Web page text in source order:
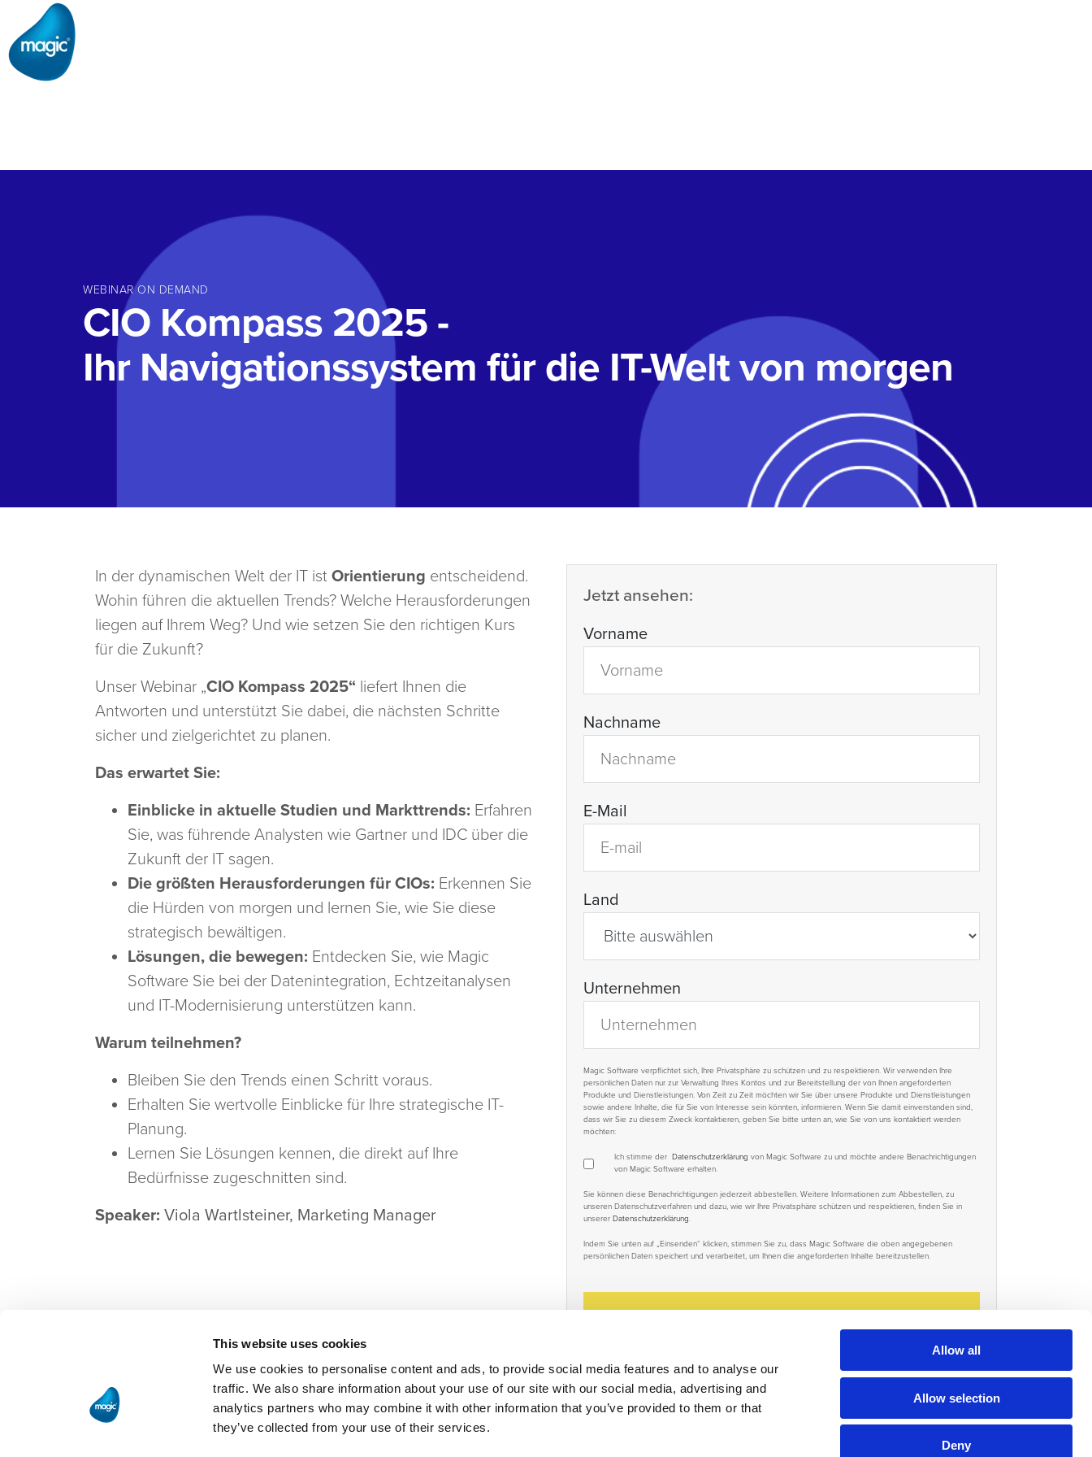
This website uses cookies
We use cookies to personalise content and ads, to provide social media features and to analyse our
traffic. We also share information about your use of our site with our social media, advertising and
analytics partners who may combine it with other information that you’ve provided to them or that
they’ve collected from your use of their services.
Allow all
Allow selection
Deny
WEBINAR ON DEMAND
CIO Kompass 2025 -
Ihr Navigationssystem für die IT-Welt von morgen
In der dynamischen Welt der IT ist Orientierung entscheidend.
Wohin führen die aktuellen Trends? Welche Herausforderungen
liegen auf Ihrem Weg? Und wie setzen Sie den richtigen Kurs
für die Zukunft?
Unser Webinar „CIO Kompass 2025“ liefert Ihnen die
Antworten und unterstützt Sie dabei, die nächsten Schritte
sicher und zielgerichtet zu planen.
Das erwartet Sie:
Einblicke in aktuelle Studien und Markttrends: Erfahren
Sie, was führende Analysten wie Gartner und IDC über die
Zukunft der IT sagen.
Die größten Herausforderungen für CIOs: Erkennen Sie
die Hürden von morgen und lernen Sie, wie Sie diese
strategisch bewältigen.
Lösungen, die bewegen: Entdecken Sie, wie Magic
Software Sie bei der Datenintegration, Echtzeitanalysen
und IT-Modernisierung unterstützen kann.
Warum teilnehmen?
Bleiben Sie den Trends einen Schritt voraus.
Erhalten Sie wertvolle Einblicke für Ihre strategische IT-
Planung.
Lernen Sie Lösungen kennen, die direkt auf Ihre
Bedürfnisse zugeschnitten sind.
Speaker: Viola Wartlsteiner, Marketing Manager
Jetzt ansehen:
Vorname
Nachname
E-Mail
Land
Unternehmen
Magic Software verpflichtet sich, Ihre Privatsphäre zu schützen und zu respektieren. Wir verwenden Ihre
persönlichen Daten nur zur Verwaltung Ihres Kontos und zur Bereitstellung der von Ihnen angeforderten
Produkte und Dienstleistungen. Von Zeit zu Zeit möchten wir Sie über unsere Produkte und Dienstleistungen
sowie andere Inhalte, die für Sie von Interesse sein könnten, informieren. Wenn Sie damit einverstanden sind,
dass wir Sie zu diesem Zweck kontaktieren, geben Sie bitte unten an, wie Sie von uns kontaktiert werden
möchten:
Ich stimme der Datenschutzerklärung von Magic Software zu und möchte andere Benachrichtigungen
von Magic Software erhalten.
Sie können diese Benachrichtigungen jederzeit abbestellen. Weitere Informationen zum Abbestellen, zu
unseren Datenschutzverfahren und dazu, wie wir Ihre Privatsphäre schützen und respektieren, finden Sie in
unserer Datenschutzerklärung.
Indem Sie unten auf „Einsenden“ klicken, stimmen Sie zu, dass Magic Software die oben angegebenen
persönlichen Daten speichert und verarbeitet, um Ihnen die angeforderten Inhalte bereitzustellen.